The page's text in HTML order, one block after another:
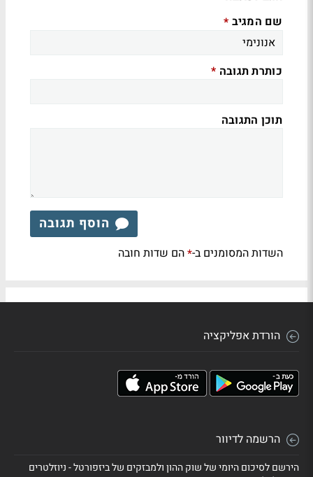
שם המגיב *
כותרת תגובה *
תוכן התגובה
הוסף תגובה
השדות המסומנים ב-*הם שדות חובה
הורדת אפליקציה
הרשמה לדיוור
הירשם לסיכום היומי של שוק ההון ולמבזקים של ביזפורטל - ניוזלטרים